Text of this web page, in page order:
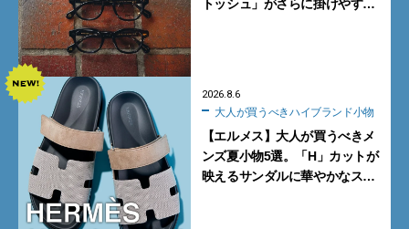
トッシュ」がさらに掛けやす
2026.8.6
大人が買うべきハイブランド小物
【エルメス】大人が買うべきメ
ンズ夏小物5選。「H」カットが
映えるサンダルに華やかなス